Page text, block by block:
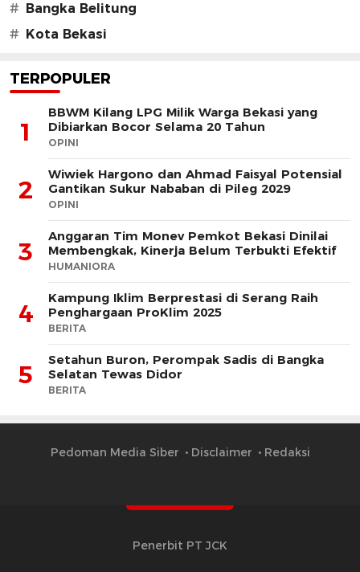
# Bangka Belitung
# Kota Bekasi
TERPOPULER
1
BBWM Kilang LPG Milik Warga Bekasi yang
Dibiarkan Bocor Selama 20 Tahun
OPINI
2
Wiwiek Hargono dan Ahmad Faisyal Potensial
Gantikan Sukur Nababan di Pileg 2029
OPINI
3
Anggaran Tim Monev Pemkot Bekasi Dinilai
Membengkak, Kinerja Belum Terbukti Efektif
HUMANIORA
4
Kampung Iklim Berprestasi di Serang Raih
Penghargaan ProKlim 2025
BERITA
5
Setahun Buron, Perompak Sadis di Bangka
Selatan Tewas Didor
BERITA
Pedoman Media Siber Disclaimer Redaksi
Penerbit PT JCK